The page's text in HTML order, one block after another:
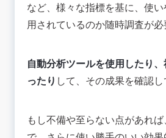
など、様々な指標を基に、使
用されているのか随時調査が必
自動分析ツールを使用したり
ったり して、その成果を確認し
もし不備や至らない点があれ